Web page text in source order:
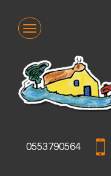
0553790564